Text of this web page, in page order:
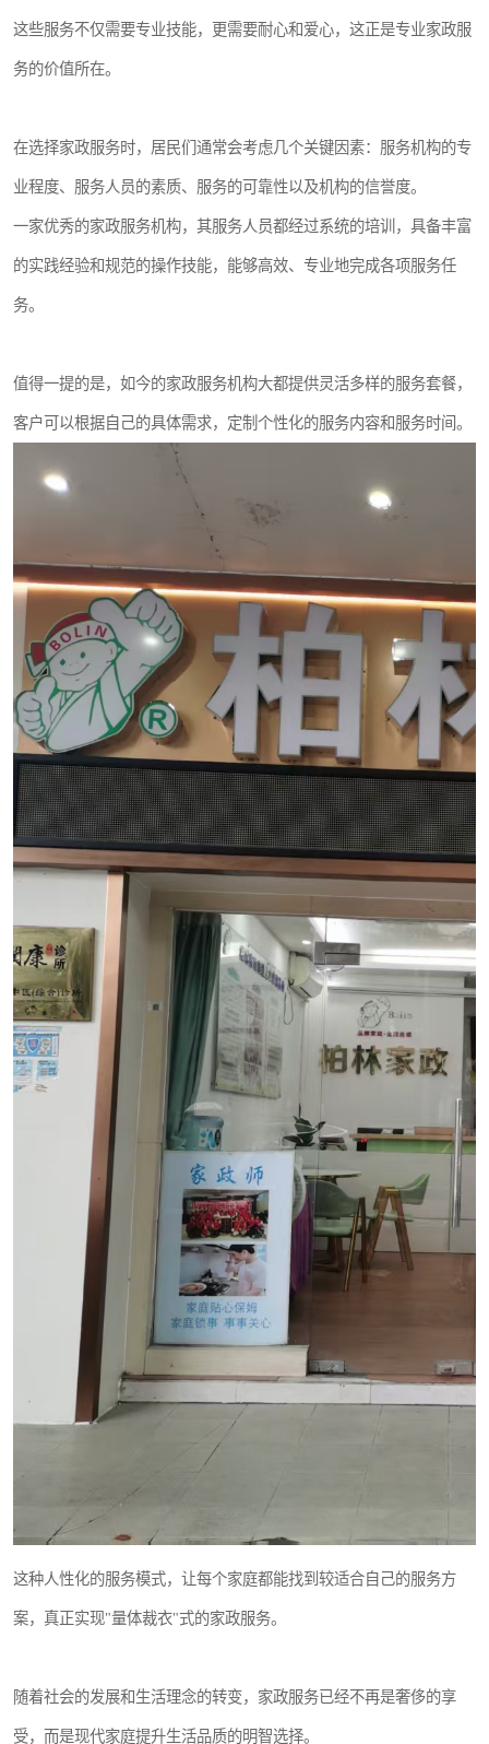
这些服务不仅需要专业技能，更需要耐心和爱心，这正是专业家政服
务的价值所在。
在选择家政服务时，居民们通常会考虑几个关键因素：服务机构的专
业程度、服务人员的素质、服务的可靠性以及机构的信誉度。
一家优秀的家政服务机构，其服务人员都经过系统的培训，具备丰富
的实践经验和规范的操作技能，能够高效、专业地完成各项服务任
务。
值得一提的是，如今的家政服务机构大都提供灵活多样的服务套餐，
客户可以根据自己的具体需求，定制个性化的服务内容和服务时间。
这种人性化的服务模式，让每个家庭都能找到较适合自己的服务方
案，真正实现"量体裁衣"式的家政服务。
随着社会的发展和生活理念的转变，家政服务已经不再是奢侈的享
受，而是现代家庭提升生活品质的明智选择。